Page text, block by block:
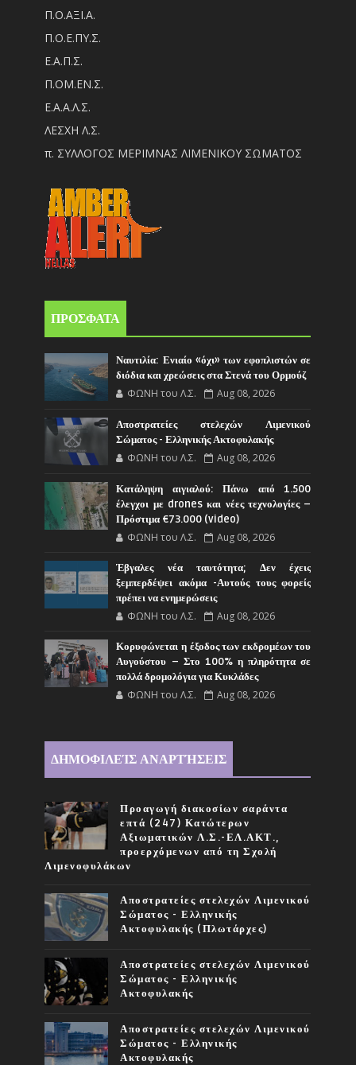
Π.Ο.ΑΞΙ.Α.
Π.Ο.Ε.ΠΥ.Σ.
Ε.Α.Π.Σ.
Π.ΟM.EN.Σ.
Ε.Α.Α.Λ.Σ.
ΛΕΣΧΗ Λ.Σ.
π. ΣΥΛΛΟΓΟΣ ΜΕΡΙΜΝΑΣ ΛΙΜΕΝΙΚΟΥ ΣΩΜΑΤΟΣ
ΠΡΟΣΦΑΤΑ
Ναυτιλία: Ενιαίο «όχι» των εφοπλιστών σε
διόδια και χρεώσεις στα Στενά του Ορμούζ
ΦΩΝΗ του Λ.Σ. Aug 08, 2026
Αποστρατείες στελεχών Λιμενικού
Σώματος - Ελληνικής Ακτοφυλακής
ΦΩΝΗ του Λ.Σ. Aug 08, 2026
Κατάληψη αιγιαλού: Πάνω από 1.500
έλεγχοι με drones και νέες τεχνολογίες –
Πρόστιμα €73.000 (video)
ΦΩΝΗ του Λ.Σ. Aug 08, 2026
Έβγαλες νέα ταυτότητα; Δεν έχεις
ξεμπερδέψει ακόμα -Αυτούς τους φορείς
πρέπει να ενημερώσεις
ΦΩΝΗ του Λ.Σ. Aug 08, 2026
Κορυφώνεται η έξοδος των εκδρομέων του
Αυγούστου – Στο 100% η πληρότητα σε
πολλά δρομολόγια για Κυκλάδες
ΦΩΝΗ του Λ.Σ. Aug 08, 2026
ΔΗΜΟΦΙΛΕΊΣ ΑΝΑΡΤΉΣΕΙΣ
Προαγωγή διακοσίων σαράντα
επτά (247) Κατώτερων
Αξιωματικών Λ.Σ.-ΕΛ.ΑΚΤ.,
προερχόμενων από τη Σχολή
Λιμενοφυλάκων
Αποστρατείες στελεχών Λιμενικού
Σώματος - Ελληνικής
Ακτοφυλακής (Πλωτάρχες)
Αποστρατείες στελεχών Λιμενικού
Σώματος - Ελληνικής
Ακτοφυλακής
Αποστρατείες στελεχών Λιμενικού
Σώματος - Ελληνικής
Ακτοφυλακής